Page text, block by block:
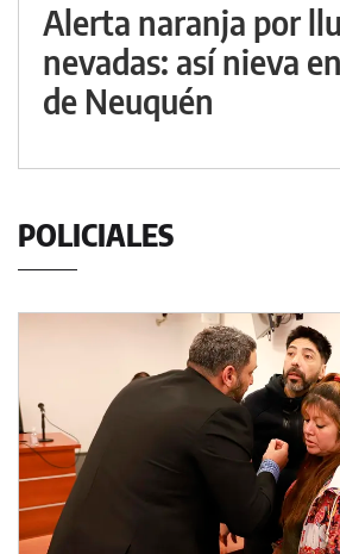
Alerta naranja por
nevadas: así nieva
de Neuquén
POLICIALES